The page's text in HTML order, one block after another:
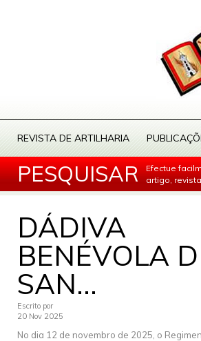
REVISTA DE ARTILHARIA
PESQUISAR
Efectue
artigo,
DÁDIVA
BENÉVOLA
SAN...
Escrito por
20 Nov 2025
No dia 12 de novembro de 2025, o